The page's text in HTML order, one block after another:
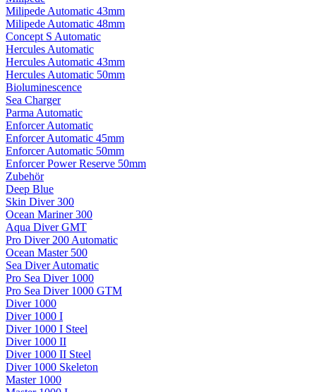
Milipede Automatic 43mm
Milipede Automatic 48mm
Concept S Automatic
Hercules Automatic
Hercules Automatic 43mm
Hercules Automatic 50mm
Bioluminescence
Sea Charger
Parma Automatic
Enforcer Automatic
Enforcer Automatic 45mm
Enforcer Automatic 50mm
Enforcer Power Reserve 50mm
Zubehör
Deep Blue
Skin Diver 300
Ocean Mariner 300
Aqua Diver GMT
Pro Diver 200 Automatic
Ocean Master 500
Sea Diver Automatic
Pro Sea Diver 1000
Pro Sea Diver 1000 GTM
Diver 1000
Diver 1000 I
Diver 1000 I Steel
Diver 1000 II
Diver 1000 II Steel
Diver 1000 Skeleton
Master 1000